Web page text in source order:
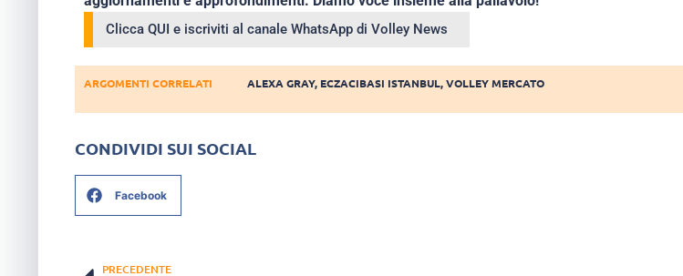
Clicca QUI e iscriviti al canale WhatsApp di Volley News
ARGOMENTI CORRELATI ALEXA GRAY, ECZACIBASI ISTANBUL,VOLLEY MERCATO
CONDIVIDI SUI SOCIAL
Facebook
PRECEDENTE